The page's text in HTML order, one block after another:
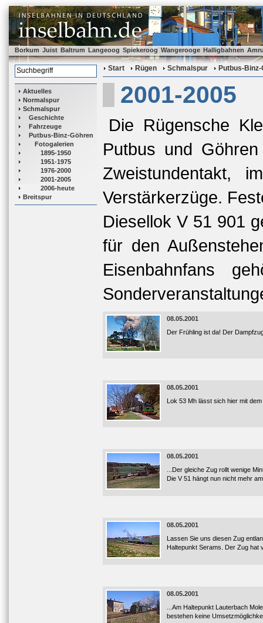
Borkum Juist Baltrum Langeoog Spiekeroog Wangerooge Halligbahnen
Aktuelles
Normalspur
Schmalspur
Geschichte
Fahrzeuge
Putbus-Binz-Göhren
Fotogalerien
1895-1950
1951-1975
1976-2000
2001-2005
2006-heute
Breitspur
Start Rügen Schmalspur Putbus-
2001-2005
Die Rügensche
Putbus und
Zweistundentakt,
Verstärkerzüge.
Diesellok V 51 901
für den
Eisenbahnfans
08.05.2001
Der Frühling ist da! Der
08.05.2001
Lok 53 Mh lässt sich hier mit
08.05.2001
...Der gleiche Zug rollt wenige
Die V 51 hängt nun nicht mehr
08.05.2001
Lassen Sie uns diesen Zug
Haltepunkt Serams. Der Zug hat
08.05.2001
...Am Haltepunkt Lauterbach
bestehen keine